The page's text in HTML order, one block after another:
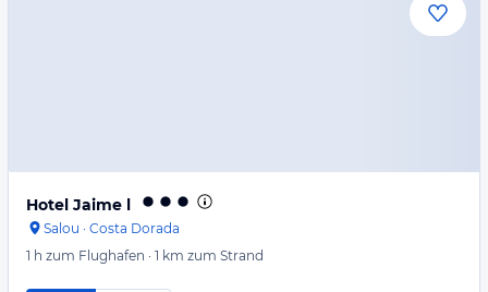
Hotel Jaime l
Salou · Costa Dorada
1 h zum Flughafen · 1 km zum Strand